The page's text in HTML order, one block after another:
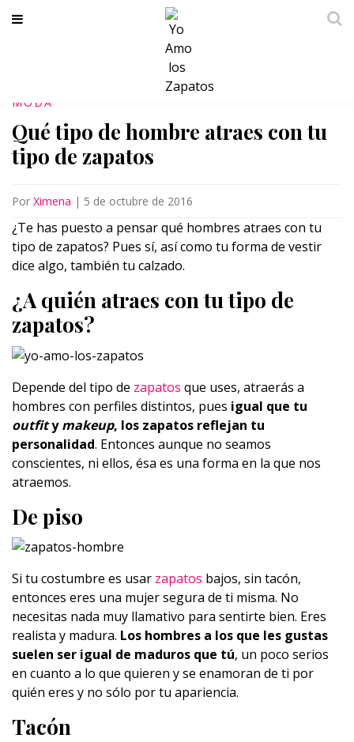
MODA
Qué tipo de hombre atraes con tu
tipo de zapatos
Por Ximena | 5 de octubre de 2016
¿Te has puesto a pensar qué hombres atraes con tu
tipo de zapatos? Pues sí, así como tu forma de vestir
dice algo, también tu calzado.
¿A quién atraes con tu tipo de
zapatos?
Depende del tipo de zapatos que uses, atraerás a
hombres con perfiles distintos, pues igual que tu
outfitymakeup, los zapatos reflejan tu
personalidad. Entonces aunque no seamos
conscientes, ni ellos, ésa es una forma en la que nos
atraemos.
De piso
Si tu costumbre es usar zapatos bajos, sin tacón,
entonces eres una mujer segura de ti misma. No
necesitas nada muy llamativo para sentirte bien. Eres
realista y madura. Los hombres a los que les gustas
suelen ser igual de maduros que tú, un poco serios
en cuanto a lo que quieren y se enamoran de ti por
quién eres y no sólo por tu apariencia.
Tacón